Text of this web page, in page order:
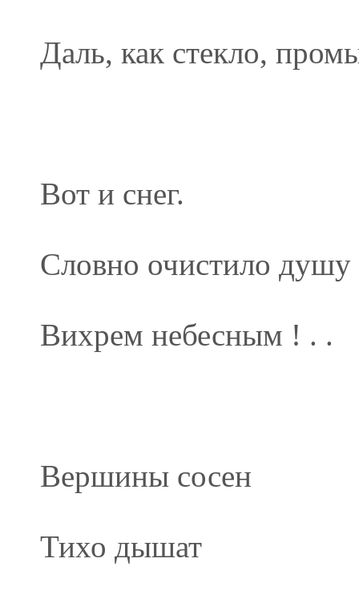
Даль, как стекло,
Вот и снег.
Словно очистило душу
Вихрем небесным ! . .
Вершины сосен
Тихо дышат